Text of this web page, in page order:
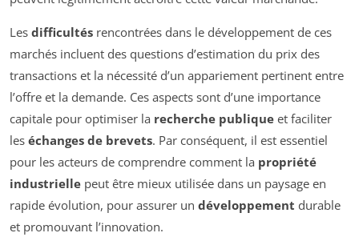
Les difficultés rencontrées dans le développement de ces
marchés incluent des questions d’estimation du prix des
transactions et la nécessité d’un appariement pertinent entre
l’offre et la demande. Ces aspects sont d’une importance
capitale pour optimiser la recherche publique et faciliter
les échanges de brevets. Par conséquent, il est essentiel
pour les acteurs de comprendre comment la propriété
industrielle peut être mieux utilisée dans un paysage en
rapide évolution, pour assurer un développement durable
et promouvant l’innovation.